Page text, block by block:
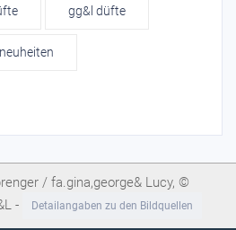
gg&l düfte
neuheiten
/ fa.gina,george& Lucy, ©
-
Detailangaben zu den Bildquellen